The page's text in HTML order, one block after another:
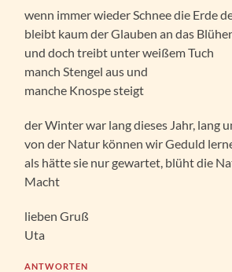
wenn immer wieder Schnee die Erde
bleibt kaum der Glauben an das
und doch treibt unter weißem Tuch
manch Stengel aus und
manche Knospe steigt
der Winter war lang dieses Jahr, lang
von der Natur können wir Geduld
als hätte sie nur gewartet, blüht die
Macht
lieben Gruß
Uta
ANTWORTEN